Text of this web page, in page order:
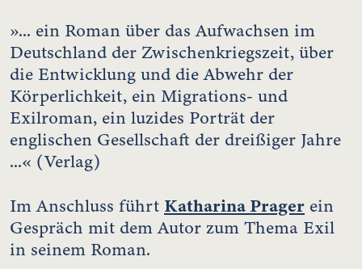
»... ein Roman über das Aufwachsen im
Deutschland der Zwischenkriegszeit, über
die Entwicklung und die Abwehr der
Körperlichkeit, ein Migrations- und
Exilroman, ein luzides Porträt der
englischen Gesellschaft der dreißiger Jahre
...« (Verlag)
Im Anschluss führt Katharina Prager ein
Gespräch mit dem Autor zum Thema Exil
in seinem Roman.